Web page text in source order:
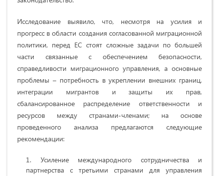
Исследование выявило, что, несмотря на усилия и
прогресс в области создания согласованной миграционной
политики, перед ЕС стоят сложные задачи по большей
части связанные с обеспечением безопасности,
справедливости миграционного управления, а основные
проблемы – потребность в укреплении внешних границ,
интеграции мигрантов и защиты их прав,
сбалансированное распределение ответственности и
ресурсов между странами-членами; на основе
проведенного анализа предлагаются следующие
рекомендации:
Усиление международного сотрудничества и
партнерства с третьими странами для управления